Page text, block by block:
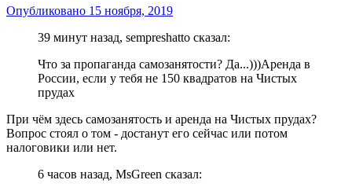
Опубликовано 15 ноября, 2019
39 минут назад, sempreshatto сказал:
Что за пропаганда самозанятости? Да...)))Аренда в
России, если у тебя не 150 квадратов на Чистых
прудах
При чём здесь самозанятость и аренда на Чистых прудах?
Вопрос стоял о том - достанут его сейчас или потом
налоговики или нет.
6 часов назад, MsGreen сказал: